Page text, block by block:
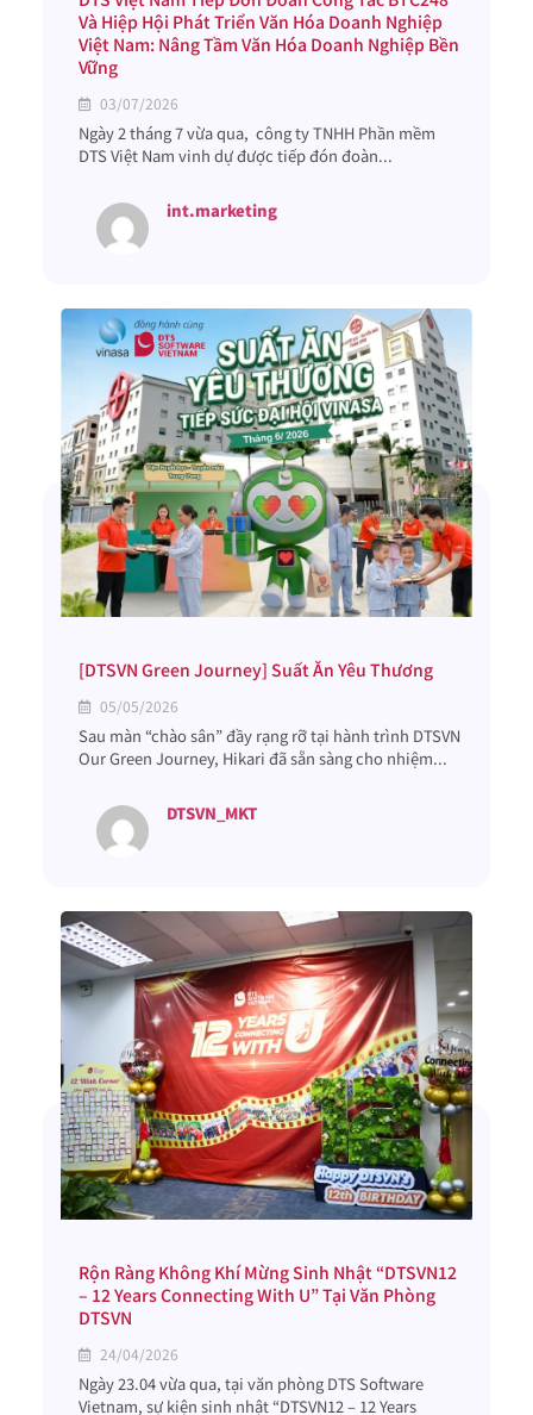
Và Hiệp Hội Phát Triển Văn Hóa Doanh Nghiệp
Việt Nam: Nâng Tầm Văn Hóa Doanh Nghiệp Bền
Vững
03/07/2026
Ngày 2 tháng 7 vừa qua, công ty TNHH Phần mềm
DTS Việt Nam vinh dự được tiếp đón đoàn...
int.marketing
[DTSVN Green Journey] Suất Ăn Yêu Thương
05/05/2026
Sau màn “chào sân” đầy rạng rỡ tại hành trình DTSVN
Our Green Journey, Hikari đã sẵn sàng cho nhiệm...
DTSVN_MKT
Rộn Ràng Không Khí Mừng Sinh Nhật “DTSVN12
– 12 Years Connecting With U” Tại Văn Phòng
DTSVN
24/04/2026
Ngày 23.04 vừa qua, tại văn phòng DTS Software
Vietnam, sự kiện sinh nhật “DTSVN12 – 12 Years